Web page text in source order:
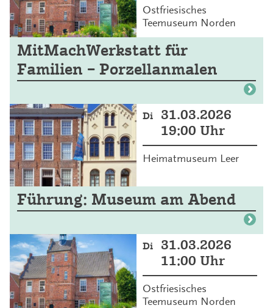
Ostfriesisches
Teemuseum Norden
MitMachWerkstatt für
Familien – Porzellanmalen
Di
31.03.2026
19:00 Uhr
Heimatmuseum Leer
Führung: Museum am Abend
Di
31.03.2026
11:00 Uhr
Ostfriesisches
Teemuseum Norden